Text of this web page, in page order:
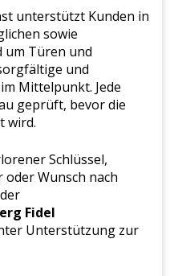
unterstützt Kunden in
sowie
um Türen und
und
Mittelpunkt. Jede
geprüft, bevor die
wird.
Schlüssel,
oder Wunsch nach
Fidel
Unterstützung zur